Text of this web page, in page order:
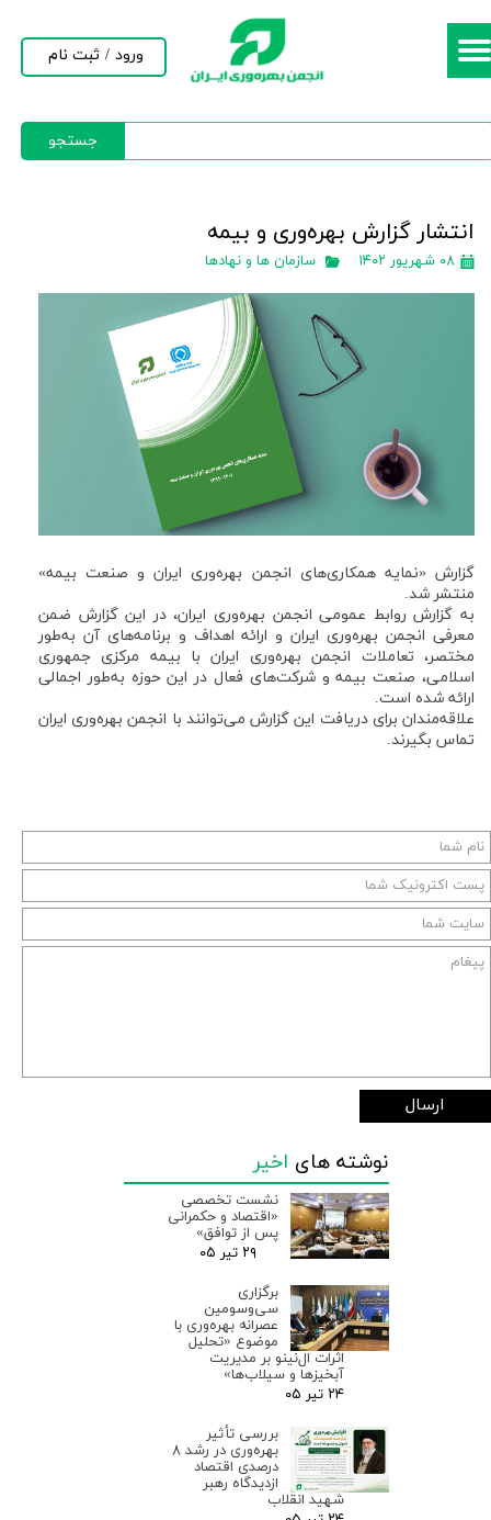
جستجو
ورود / ثبت نام
حساب کاربری من
انتشار گزارش بهره‌وری و بیمه
۰۸ شهریور ۱۴۰۲ سازمان ها و نهادها
گزارش «نمایه همکاری‌های انجمن بهره‌وری ایران و صنعت بیمه»
منتشر شد.
به گزارش روابط عمومی انجمن بهره‌وری ایران، در این گزارش ضمن
معرفی انجمن بهره‌وری ایران و ارائه اهداف و برنامه‌های آن به‌طور
مختصر، تعاملات انجمن بهره‌وری ایران با بیمه مرکزی جمهوری
اسلامی، صنعت بیمه و شرکت‌های فعال در این حوزه به‌طور اجمالی
ارائه شده است.
علاقه‌مندان برای دریافت این گزارش می‌توانند با انجمن بهره‌وری ایران
تماس بگیرند.
ارسال
نوشته های اخیر
نشست تخصصی
«اقتصاد و حکمرانی
پس از توافق»
۲۹ تیر ۰۵
برگزاری
سی‌وسومین
عصرانه بهره‌وری با
موضوع «تحلیل
اثرات ال‌نینو بر مدیریت
آبخیزها و سیلاب‌ها»
۲۴ تیر ۰۵
بررسی تأثیر
بهره‌وری در رشد ۸
درصدی اقتصاد
ازدیدگاه رهبر
شهید انقلاب